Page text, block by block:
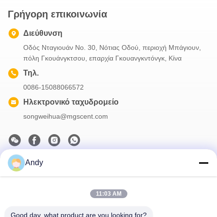
Γρήγορη επικοινωνία
Διεύθυνση
Οδός Νταγιουάν Νο. 30, Νότιας Οδού, περιοχή Μπάγιουν,
πόλη Γκουάνγκτσου, επαρχία Γκουανγκντόνγκ, Κίνα
Τηλ.
0086-15088066572
Ηλεκτρονικό ταχυδρομείο
songweihua@mgscent.com
Το Δελτίο Ενημέρωσης
Andy
11:03 AM
Good day, what product are you looking for?